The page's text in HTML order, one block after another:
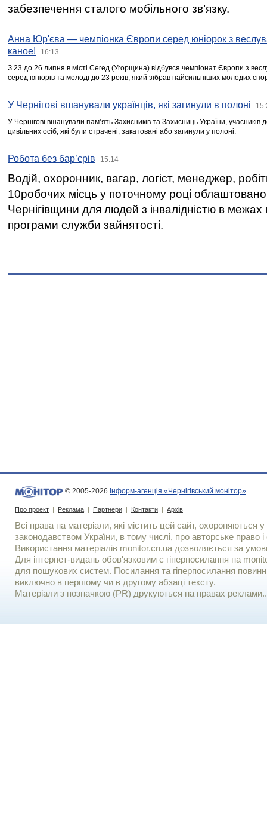
забезпечення сталого мобільного зв’язку.
Анна Юр'єва — чемпіонка Європи серед юніорок з
каное!
16:13
З 23 до 26 липня в місті Сегед (Угорщина) відбувся чемпіонат Європи з
серед юніорів та молоді до 23 років, який зібрав найсильніших молодих
У Чернігові вшанували українців, які загинули в полоні
У Чернігові вшанували пам’ять Захисників та Захисниць України,
цивільних осіб, які були страчені, закатовані або загинули у полоні.
Робота без бар’єрів 15:14
Водій, охоронник, вагар, логіст, менеджер,
10робочих місць у поточному році
Чернігівщини для людей з інвалідністю в межах
програми служби зайнятості.
© 2005-2026 Інформ-агенція «Чернігівський монітор»
Про проект | Реклама | Партнери | Контакти | Архів
Всі права на матеріали, які містить цей сайт, охороняються у
законодавством України, в тому числі, про авторське право і
Використання матерiалiв monitor.cn.ua дозволяється за
Для iнтернет-видань обов'язковим є гiперпосилання на
для пошукових систем. Посилання та гіперпосилання
виключно в першому чи в другому абзаці тексту.
Матеріали з позначкою (PR) друкуються на правах реклами..